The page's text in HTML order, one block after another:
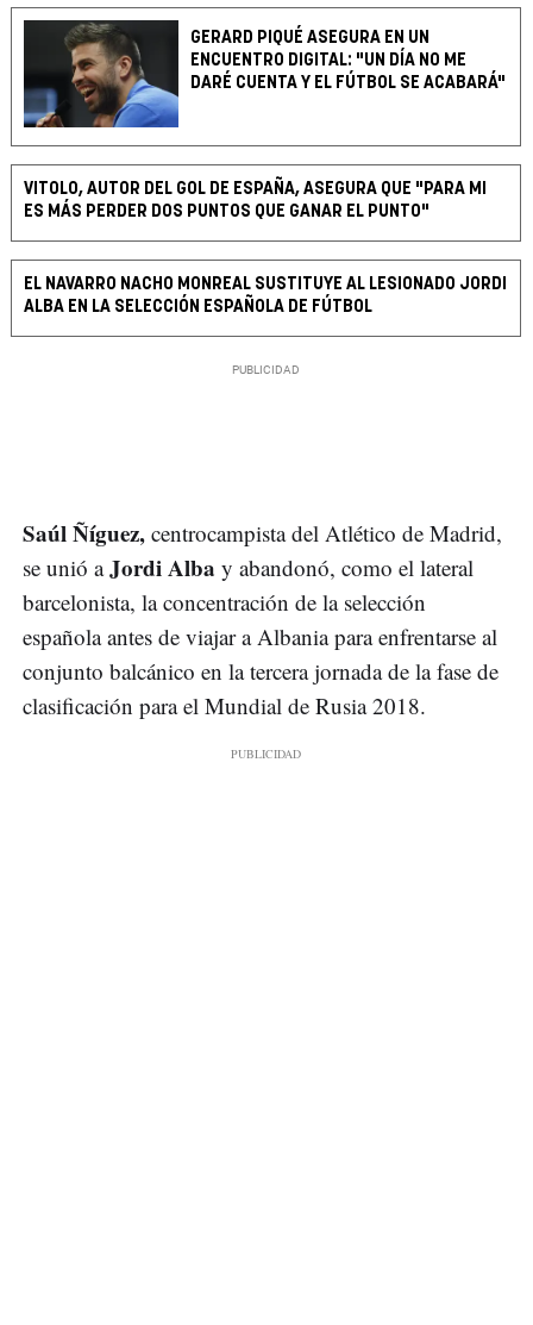
GERARD PIQUÉ ASEGURA EN UN
ENCUENTRO DIGITAL: "UN DÍA NO ME
DARÉ CUENTA Y EL FÚTBOL SE ACABARÁ"
VITOLO, AUTOR DEL GOL DE ESPAÑA, ASEGURA QUE "PARA MI
ES MÁS PERDER DOS PUNTOS QUE GANAR EL PUNTO"
EL NAVARRO NACHO MONREAL SUSTITUYE AL LESIONADO JORDI
ALBA EN LA SELECCIÓN ESPAÑOLA DE FÚTBOL
Saúl Ñíguez, centrocampista del Atlético de Madrid,
se unió aJordi Alba y abandonó, como el lateral
barcelonista, la concentración de la selección
española antes de viajar a Albania para enfrentarse al
conjunto balcánico en la tercera jornada de la fase de
clasificación para el Mundial de Rusia 2018.